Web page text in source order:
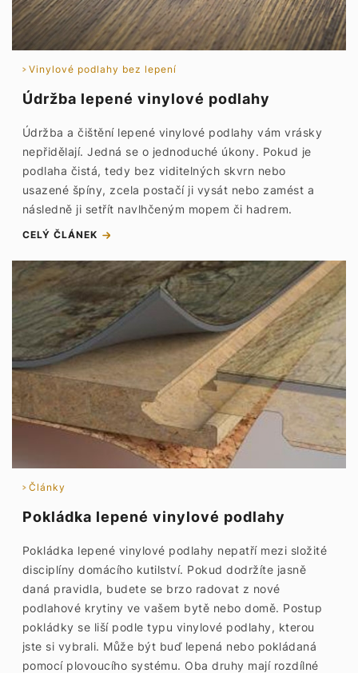
Vinylové podlahy bez lepení
Údržba lepené vinylové podlahy
Údržba a čištění lepené vinylové podlahy vám vrásky
nepřidělají. Jedná se o jednoduché úkony. Pokud je
podlaha čistá, tedy bez viditelných skvrn nebo
usazené špíny, zcela postačí ji vysát nebo zamést a
následně ji setřít navlhčeným mopem či hadrem.
CELÝ ČLÁNEK
Články
Pokládka lepené vinylové podlahy
Pokládka lepené vinylové podlahy nepatří mezi složité
disciplíny domácího kutilství. Pokud dodržíte jasně
daná pravidla, budete se brzo radovat z nové
podlahové krytiny ve vašem bytě nebo domě. Postup
pokládky se liší podle typu vinylové podlahy, kterou
jste si vybrali. Může být buď lepená nebo pokládaná
pomocí plovoucího systému. Oba druhy mají rozdílné